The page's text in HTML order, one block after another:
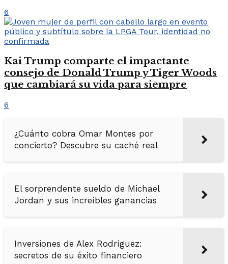
6
Kai Trump comparte el impactante
consejo de Donald Trump y Tiger Woods
que cambiará su vida para siempre
6
¿Cuánto cobra Omar Montes por
concierto? Descubre su caché real
El sorprendente sueldo de Michael
Jordan y sus increíbles ganancias
Inversiones de Alex Rodríguez:
secretos de su éxito financiero